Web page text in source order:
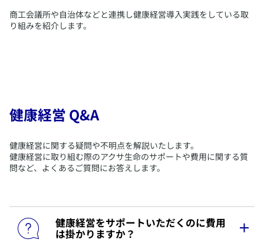
​商工会議所や自治体などと連携し健康経営導入実践をしている取
り組みを紹介します。
健康経営 Q&A
​健康経営に関する疑問や不明点を解説いたします。
健康経営に取り組む際のアクサ生命のサポートや費用に関する質
問など、よくあるご質問にお答えします。
​健康経営をサポートいただくのに費用
は掛かりますか？